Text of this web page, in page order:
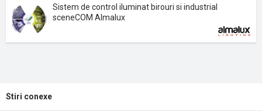
Sistem de control iluminat birouri si industrial
sceneCOM Almalux
Stiri conexe